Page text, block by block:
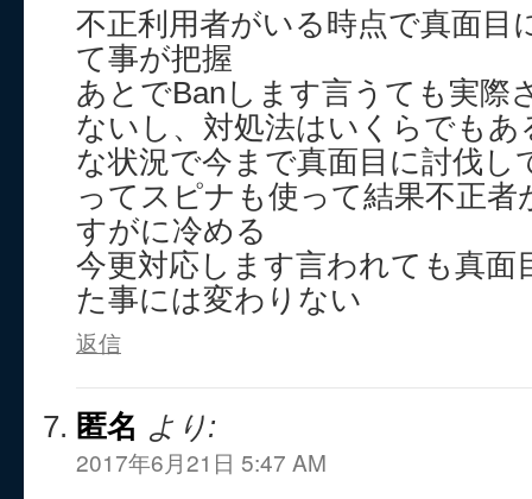
不正利用者がいる時点で真面目
て事が把握
あとでBanします言うても実際
ないし、対処法はいくらでも
な状況で今まで真面目に討伐し
ってスピナも使って結果不正
すがに冷める
今更対応します言われても真面
た事には変わりない
返信
匿名 より:
2017年6月21日 5:47 AM